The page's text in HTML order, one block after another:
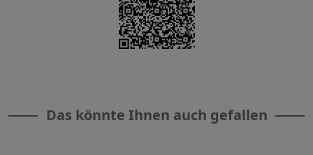
Das könnte Ihnen auch gefallen